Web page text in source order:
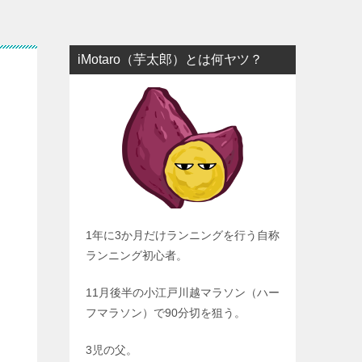
iMotaro（芋太郎）とは何ヤツ？
1年に3か月だけランニングを行う自称
ランニング初心者。
11月後半の小江戸川越マラソン（ハー
フマラソン）で90分切を狙う。
3児の父。